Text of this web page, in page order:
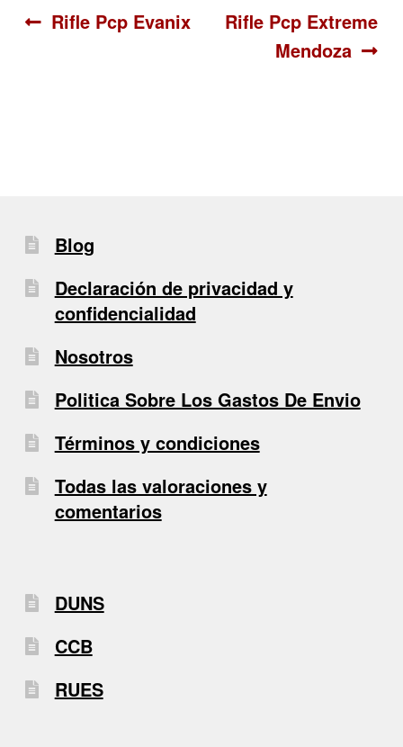
Navegación
Anterior:
Rifle Pcp Evanix Siguiente:
Rifle Pcp Extreme
Mendoza
Blog
Declaración de privacidad y
confidencialidad
Nosotros
Politica Sobre Los Gastos De Envio
Términos y condiciones
Todas las valoraciones y
comentarios
DUNS
CCB
RUES